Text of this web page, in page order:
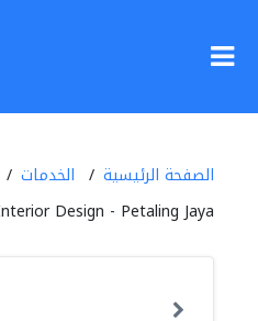
الصفحة الرئيسية الخدمات
Design - Petaling Jaya